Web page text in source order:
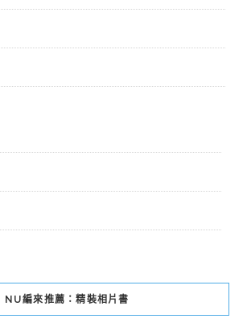
NU編來推薦：精裝相片書